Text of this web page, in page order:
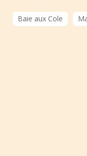
Baie aux Cole